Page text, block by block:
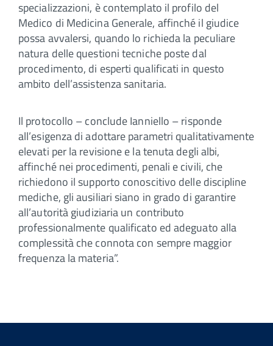
specializzazioni, è contemplato il profilo del
Medico di Medicina Generale, affinché il giudice
possa avvalersi, quando lo richieda la peculiare
natura delle questioni tecniche poste dal
procedimento, di esperti qualificati in questo
ambito dell’assistenza sanitaria.
Il protocollo – conclude Ianniello – risponde
all’esigenza di adottare parametri qualitativamente
elevati per la revisione e la tenuta degli albi,
affinché nei procedimenti, penali e civili, che
richiedono il supporto conoscitivo delle discipline
mediche, gli ausiliari siano in grado di garantire
all’autorità giudiziaria un contributo
professionalmente qualificato ed adeguato alla
complessità che connota con sempre maggior
frequenza la materia”.